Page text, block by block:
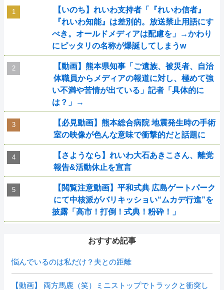
【いのち】れいわ支持者「『れいわ信者』
『れいわ知能』は差別的。放送禁止用語にす
べき。オールドメディアは配慮を」→かわり
にピッタリの名称が爆誕してしまうw
【動画】熊本県知事「ご遺族、被災者、自治
体職員からメディアの報道に対し、極めて強
い不満や苦情が出ている」記者「具体的に
は？」→
【必見動画】熊本総合病院 地震発生時の手術
室の映像が色んな意味で衝撃的だと話題に
【さようなら】れいわ大石あきこさん、離党
報告&活動休止を宣言
【閲覧注意動画】平和式典 広島ゲートパーク
にて中核派がバリキッショい“ムカデ行進”を
披露「高市！打倒！式典！粉砕！」
おすすめ記事
悩んでいるのは私だけ？夫との距離
【動画】 両方馬鹿（笑）ミニストップでトラックと衝突し